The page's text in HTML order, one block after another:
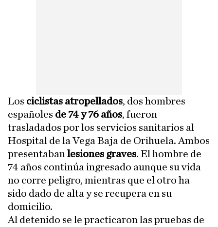
Los ciclistas atropellados, dos hombres
españoles de 74 y 76 años, fueron
trasladados por los servicios sanitarios al
Hospital de la Vega Baja de Orihuela. Ambos
presentaban lesiones graves. El hombre de
74 años continúa ingresado aunque su vida
no corre peligro, mientras que el otro ha
sido dado de alta y se recupera en su
domicilio.
Al detenido se le practicaron las pruebas de